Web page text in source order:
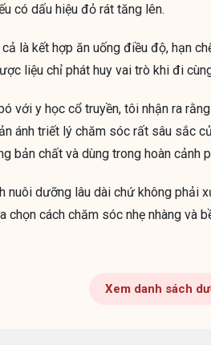
có dấu hiệu đỏ rát tăng lên.
là kết hợp ăn uống điều độ, hạn
liệu chỉ phát huy vai trò khi đi
với y học cổ truyền, tôi nhận ra
ánh triết lý chăm sóc rất sâu sắc
bản chất và dùng trong hoàn cảnh
nuôi dưỡng lâu dài chứ không phải
chọn cách chăm sóc nhẹ nhàng
Xem danh sách